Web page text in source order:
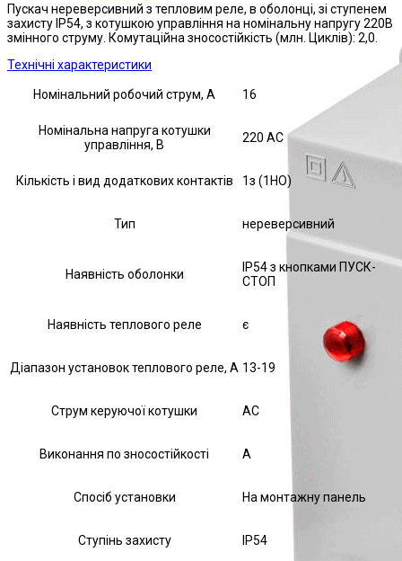
Пускач нереверсивний з тепловим реле, в оболонці, зі ступенем
захисту IP54, з котушкою управління на номінальну напругу 220В
змінного струму. Комутаційна зносостійкість (млн. Циклів): 2,0.
Технічні характеристики
Номінальний робочий струм, А 16
Номінальна напруга котушки
управління, В
220 AC
Кількість і вид додаткових контактів 1з (1НО)
Тип нереверсивний
Наявність оболонки
IP54 з кнопками ПУСК-
СТОП
Наявність теплового реле є
Діапазон установок теплового реле, А 13-19
Струм керуючої котушки АС
Виконання по зносостійкості А
Спосіб установки На монтажну панель
Ступінь захисту IP54